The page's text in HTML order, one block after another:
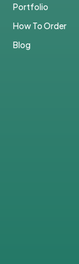
Portfolio
How To Order
Blog